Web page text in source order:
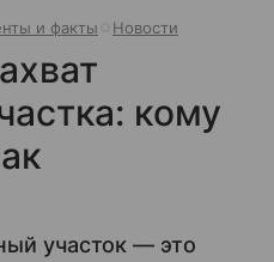
и факты Новости
кому
участок — это